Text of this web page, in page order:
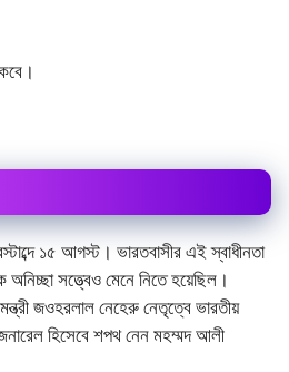
১৫ আগস্ট। ভারতবাসীর এই স্বাধীনতা
সত্ত্বেও মেনে নিতে হয়েছিল।
জওহরলাল নেহেরু নেতৃত্বে ভারতীয়
হিসেবে শপথ নেন মহম্মদ আলী